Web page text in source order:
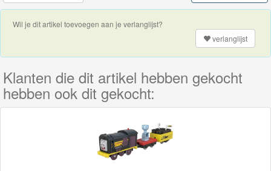
Thomas
de
Thomas
de
Wil je dit artikel toevoegen aan je verlanglijst?
verlanglijst
Klanten die dit artikel hebben gekocht
hebben ook dit gekocht: